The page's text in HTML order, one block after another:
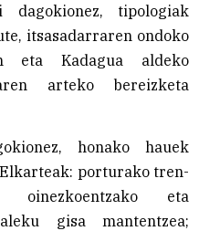
dagokionez, tipologiak
itsasadarraren ondoko
eta Kadagua aldeko
arteko bereizketa
honako hauek
porturako tren-
oinezkoentzako eta
gisa mantentzea;